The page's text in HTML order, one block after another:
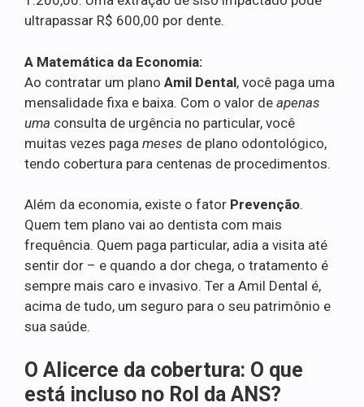
ultrapassar R$ 600,00 por dente.
A Matemática da Economia:
Ao contratar um plano Amil Dental, você paga uma
mensalidade fixa e baixa. Com o valor de apenas
uma consulta de urgência no particular, você
muitas vezes paga meses de plano odontológico,
tendo cobertura para centenas de procedimentos.
Além da economia, existe o fator Prevenção.
Quem tem plano vai ao dentista com mais
frequência. Quem paga particular, adia a visita até
sentir dor – e quando a dor chega, o tratamento é
sempre mais caro e invasivo. Ter a Amil Dental é,
acima de tudo, um seguro para o seu patrimônio e
sua saúde.
O Alicerce da cobertura: O que
está incluso no Rol da ANS?